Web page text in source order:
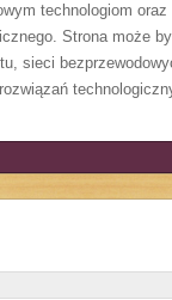
technologiom
Strona może
sieci